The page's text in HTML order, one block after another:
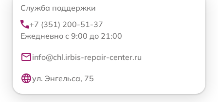
Служба поддержки
+7 (351) 200-51-37
Ежедневно с 9:00 до 21:00
info@chl.irbis-repair-center.ru
ул. Энгельса, 75